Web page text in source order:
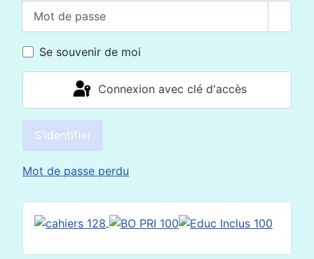
Se souvenir de moi
Connexion avec clé d'accès
S'identifier
Mot de passe perdu